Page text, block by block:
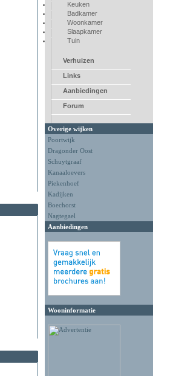
Keuken
Badkamer
Woonkamer
Slaapkamer
Tuin
Verhuizen
Links
Aanbiedingen
Forum
Overige wijken
Poortwijk
Dragonder Oost
Schuytgraaf
Kanaaloevers
Piekenhoef
Kadijken
Boechorst
Nagtegael
Aanbiedingen
Wooninformatie